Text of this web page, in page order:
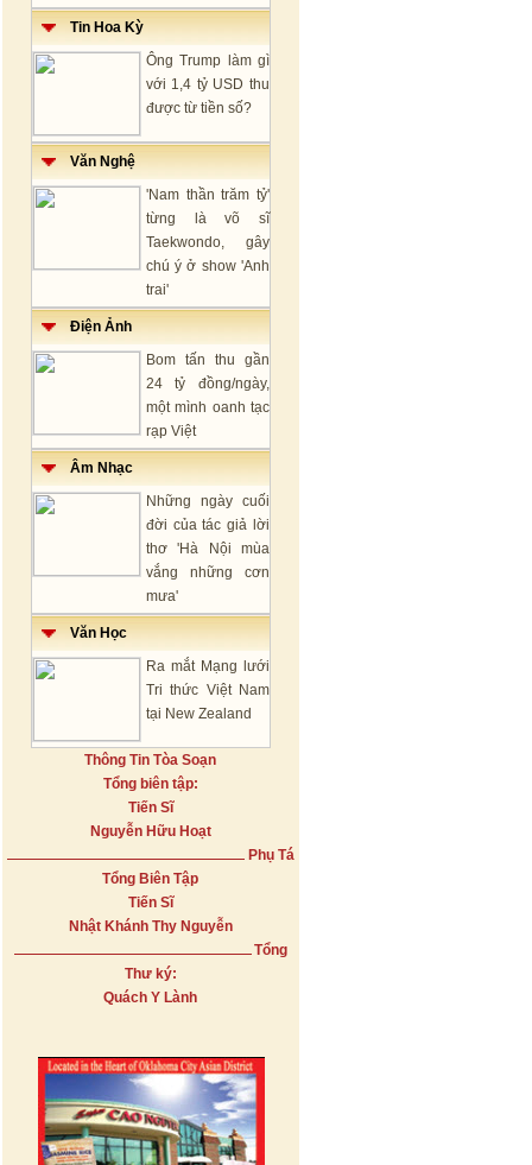
Tin Hoa Kỳ
Ông Trump làm gì
với 1,4 tỷ USD thu
được từ tiền số?
Văn Nghệ
'Nam thần trăm tỷ'
từng là võ sĩ
Taekwondo, gây
chú ý ở show 'Anh
trai'
Điện Ảnh
Bom tấn thu gần
24 tỷ đồng/ngày,
một mình oanh tạc
rạp Việt
Âm Nhạc
Những ngày cuối
đời của tác giả lời
thơ 'Hà Nội mùa
vắng những cơn
mưa'
Văn Học
Ra mắt Mạng lưới
Tri thức Việt Nam
tại New Zealand
Thông Tin Tòa Soạn
Tổng biên tập:
Tiến Sĩ
Nguyễn Hữu Hoạt
Phụ Tá
Tổng Biên Tập
Tiến Sĩ
Nhật Khánh Thy Nguyễn
Tổng
Thư ký:
Quách Y Lành